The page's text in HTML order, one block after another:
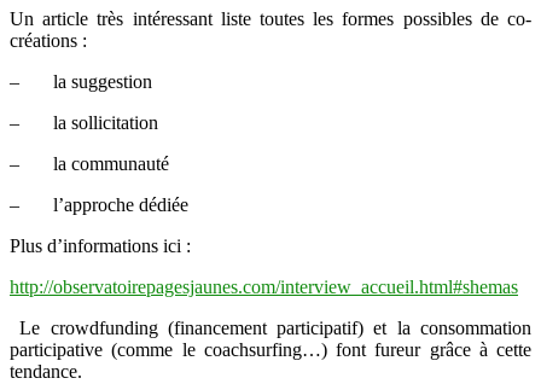
Un article très intéressant liste toutes les formes possibles de co-
créations :
– la suggestion
– la sollicitation
– la communauté
– l’approche dédiée
Plus d’informations ici :
http://observatoirepagesjaunes.com/interview_accueil.html#shemas
Le crowdfunding (financement participatif) et la consommation
participative (comme le coachsurfing…) font fureur grâce à cette
tendance.